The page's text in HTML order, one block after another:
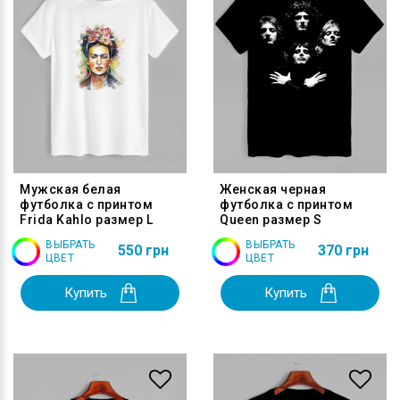
Мужская белая
футболка с принтом
Frida Kahlo размер L
ВЫБРАТЬ
ЦВЕТ
550 грн
Купить
Женская черная
футболка с принтом
Queen размер S
ВЫБРАТЬ
ЦВЕТ
370 грн
Купить